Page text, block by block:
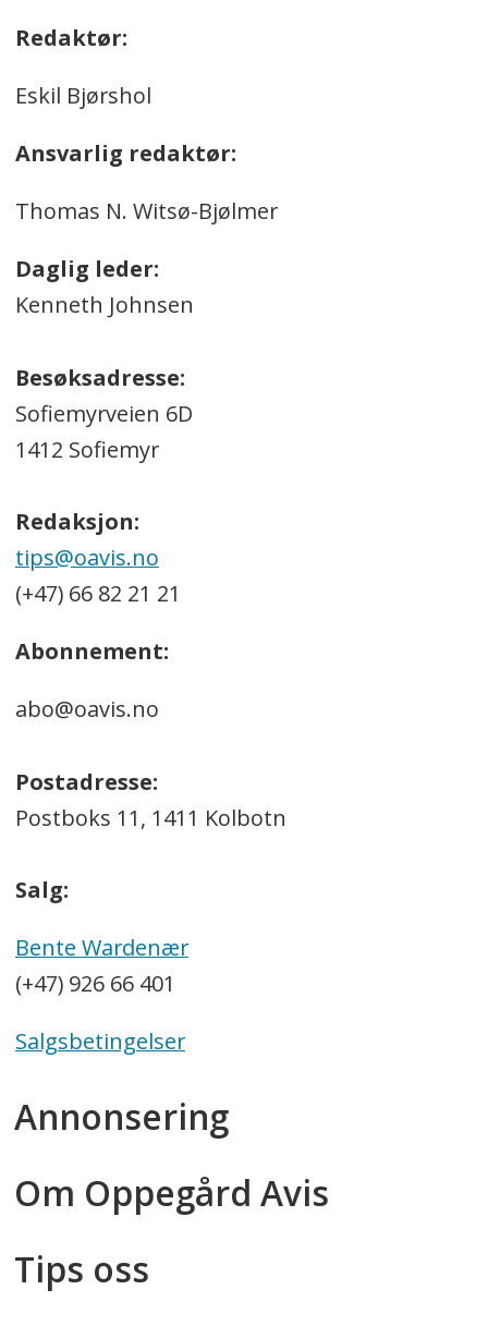
Redaktør:
Eskil Bjørshol
Ansvarlig redaktør:
Thomas N. Witsø-Bjølmer
Daglig leder:
Kenneth Johnsen
Besøksadresse:
Sofiemyrveien 6D
1412 Sofiemyr
Redaksjon:
tips@oavis.no
(+47) 66 82 21 21
Abonnement:
abo@oavis.no
Postadresse:
Postboks 11, 1411 Kolbotn
Salg:
Bente Wardenær
(+47) 926 66 401
Salgsbetingelser
Annonsering
Om Oppegård Avis
Tips oss